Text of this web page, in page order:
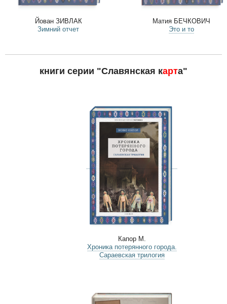
Йован ЗИВЛАК
Зимний отчет
Матия БЕЧКОВИЧ
Это и то
книги серии "Славянская карта"
Капор М.
Хроника потерянного города.
Сараевская трилогия